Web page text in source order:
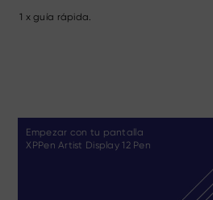
1 x guía rápida.
Empezar con tu pantalla
XPPen Artist Display 12 Pen